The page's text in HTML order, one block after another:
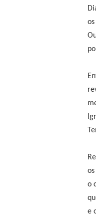
o
e